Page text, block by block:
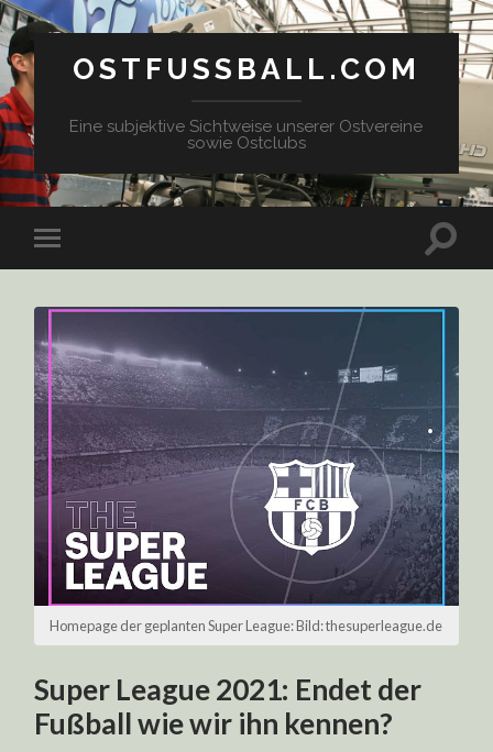
OSTFUSSBALL.COM
Eine subjektive Sichtweise unserer Ostvereine
sowie Ostclubs
Homepage der geplanten Super League: Bild: thesuperleague.de
Super League 2021: Endet der
Fußball wie wir ihn kennen?